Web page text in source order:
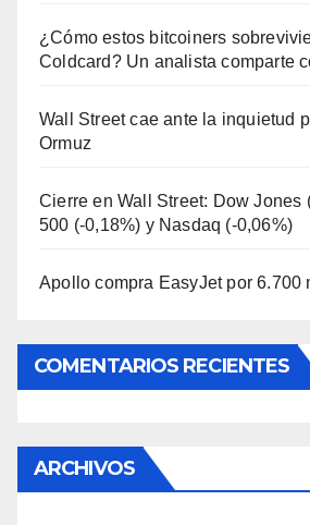
¿Cómo estos bitcoiners
Coldcard? Un analista comparte
Wall Street cae ante la inquietud
Ormuz
Cierre en Wall Street: Dow Jones
500 (-0,18%) y Nasdaq (-0,06%)
Apollo compra EasyJet por 6.700
COMENTARIOS RECIENTES
ARCHIVOS